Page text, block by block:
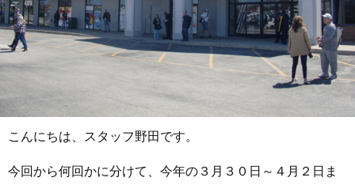
こんにちは、スタッフ野田です。
今回から何回かに分けて、今年の３月３０日～４月２日ま